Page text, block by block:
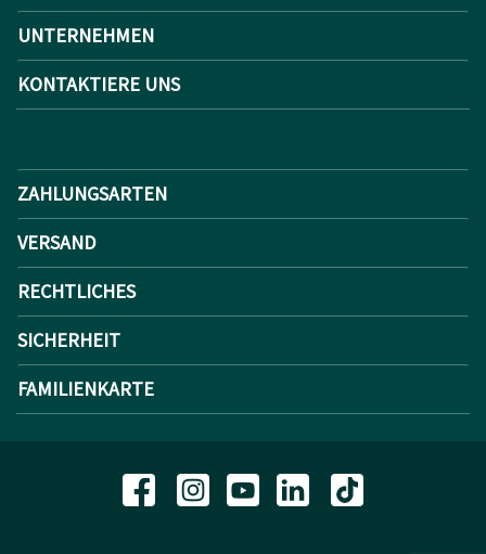
UNTERNEHMEN
KONTAKTIERE UNS
ZAHLUNGSARTEN
VERSAND
RECHTLICHES
SICHERHEIT
FAMILIENKARTE